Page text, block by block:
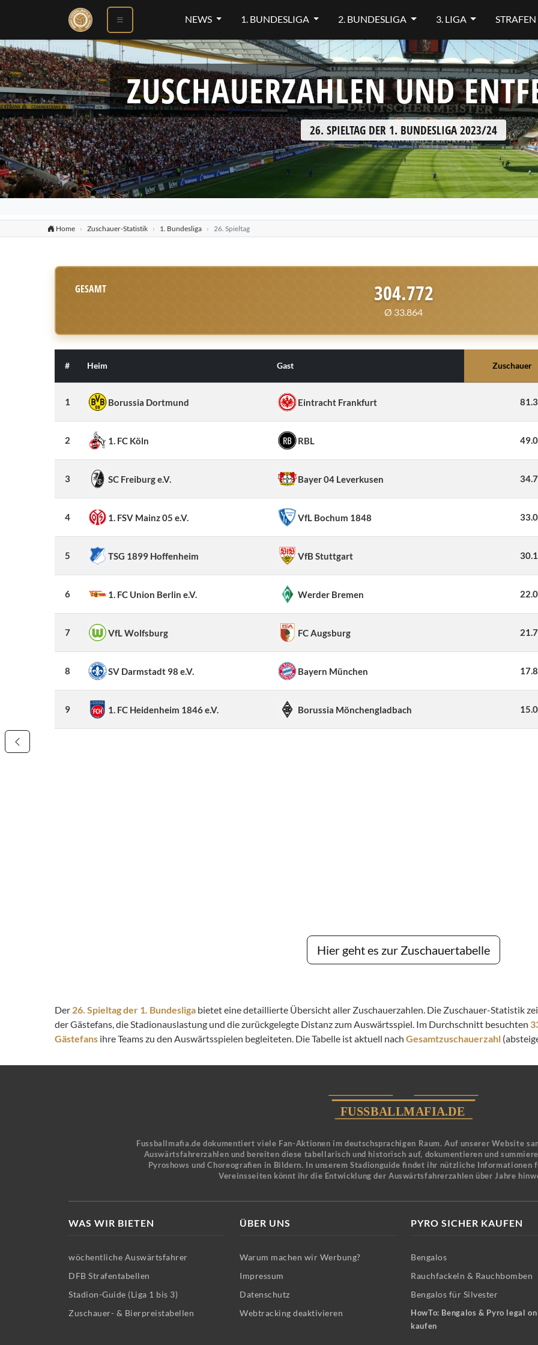
NEWS 1. BUNDESLIGA 2. BUNDESLIGA 3. LIGA STRAFEN
ZUSCHAUERZAHLEN UND
26. SPIELTAG DER 1. BUNDESLIGA 2023/24
Home Zuschauer-Statistik 1. Bundesliga 26. Spieltag
GESAMT 304.772
Ø 33.864
# Heim Gast Zuschauer
1 Borussia Dortmund Eintracht Frankfurt
2 1. FC Köln RBL
3 SC Freiburg e.V. Bayer 04 Leverkusen
4 1. FSV Mainz 05 e.V. VfL Bochum 1848
5 TSG 1899 Hoffenheim VfB Stuttgart
6 1. FC Union Berlin e.V. Werder Bremen
7 VfL Wolfsburg FC Augsburg
8 SV Darmstadt 98 e.V. Bayern München
9 1. FC Heidenheim 1846 e.V. Borussia Mönchengladbach
Hier geht es zur Zuschauertabelle
Der 26. Spieltag der 1. Bundesliga bietet eine detaillierte Übersicht aller Zuschauerzahlen. Die Zuschauer-Statistik
der Gästefans, die Stadionauslastung und die zurückgelegte Distanz zum Auswärtsspiel. Im Durchschnitt besuchten
Gästefans ihre Teams zu den Auswärtsspielen begleiteten. Die Tabelle ist aktuell nach Gesamtzuschauerzahl
Fussballmafia.de dokumentiert viele Fan-Aktionen im deutschsprachigen Raum. Auf unserer Website
Auswärtsfahrerzahlen und bereiten diese tabellarisch und historisch auf, dokumentieren und
Pyroshows und Choreografien in Bildern. In unserem Stadionguide findet ihr nützliche Informationen
Vereinsseiten könnt ihr die Entwicklung der Auswärtsfahrerzahlen über Jahre
WAS WIR BIETEN
wöchentliche Auswärtsfahrer
DFB Strafentabellen
Stadion-Guide (Liga 1 bis 3)
Zuschauer- & Bierpreistabellen
ÜBER UNS
Warum machen wir Werbung?
Impressum
Datenschutz
Webtracking deaktivieren
PYRO SICHER KAUFEN
Bengalos
Rauchfackeln & Rauchbomben
Bengalos für Silvester
HowTo: Bengalos & Pyro legal
kaufen